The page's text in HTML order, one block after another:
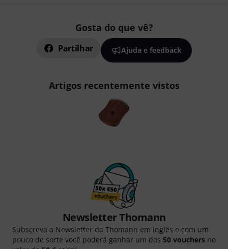
Gosta do que vê?
Partilhar Ajuda e feedback
Artigos recentemente vistos
Newsletter Thomann
Subscreva a Newsletter da Thomann em inglês e com um
pouco de sorte você poderá ganhar um dos 50 vouchers no